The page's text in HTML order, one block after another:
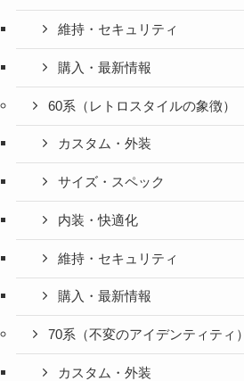
維持・セキュリティ
購入・最新情報
60系（レトロスタイルの象徴）
カスタム・外装
サイズ・スペック
内装・快適化
維持・セキュリティ
購入・最新情報
70系（不変のアイデンティティ）
カスタム・外装